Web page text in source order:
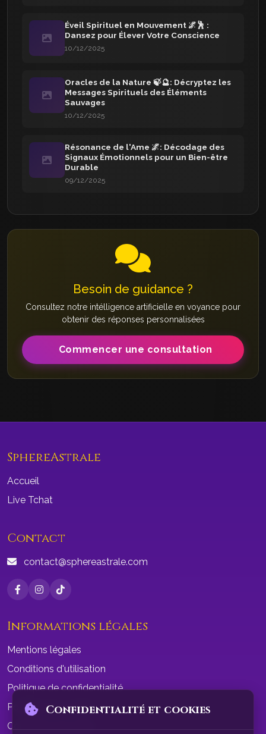
Éveil Spirituel en Mouvement 🌌🕺 :
Dansez pour Élever Votre Conscience
10/12/2025
Oracles de la Nature 🍃🔮: Décryptez les
Messages Spirituels des Éléments
Sauvages
10/12/2025
Résonance de l'Ame 🌌: Décodage des
Signaux Émotionnels pour un Bien-être
Durable
09/12/2025
Besoin de guidance ?
Consultez notre intélligence artificielle en voyance pour
obtenir des réponses personnalisées
Commencer une consultation
SphereAstrale
Accueil
Live Tchat
Contact
contact@sphereastrale.com
Informations légales
Mentions légales
Conditions d'utilisation
Politique de confidentialité
Politique de cookies
Conditions de vente
Confidentialité et cookies